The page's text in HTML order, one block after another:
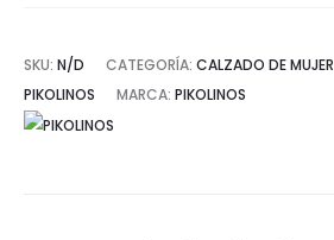
SKU: N/D CATEGORÍA: CALZADO DE MUJER
PIKOLINOS
MARCA: PIKOLINOS